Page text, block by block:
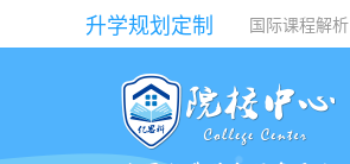
升学规划定制 国际课程解析